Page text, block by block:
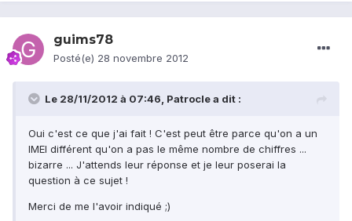
guims78
Posté(e) 28 novembre 2012
Le 28/11/2012 à 07:46, Patrocle a dit :
Oui c'est ce que j'ai fait ! C'est peut être parce qu'on a un
IMEI différent qu'on a pas le même nombre de chiffres ...
bizarre ... J'attends leur réponse et je leur poserai la
question à ce sujet !
Merci de me l'avoir indiqué ;)